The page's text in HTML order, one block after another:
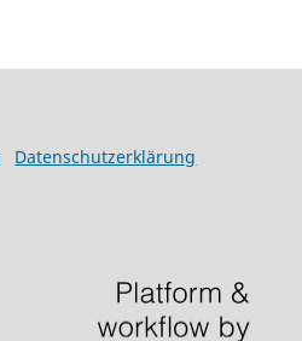
Datenschutzerklärung